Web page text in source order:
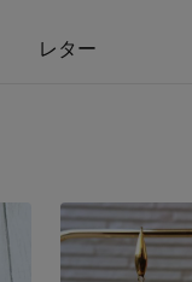
レター